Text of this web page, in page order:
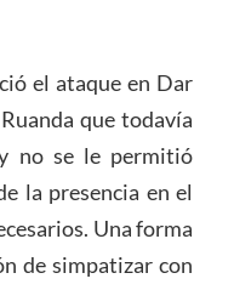
el ataque en Dar
que todavía
no se le permitió
la presencia en el
Una forma
de simpatizar con